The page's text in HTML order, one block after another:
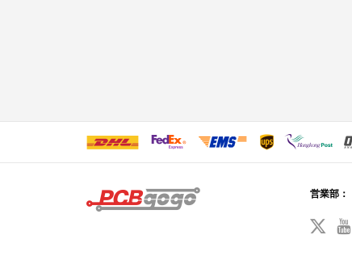
営業部：